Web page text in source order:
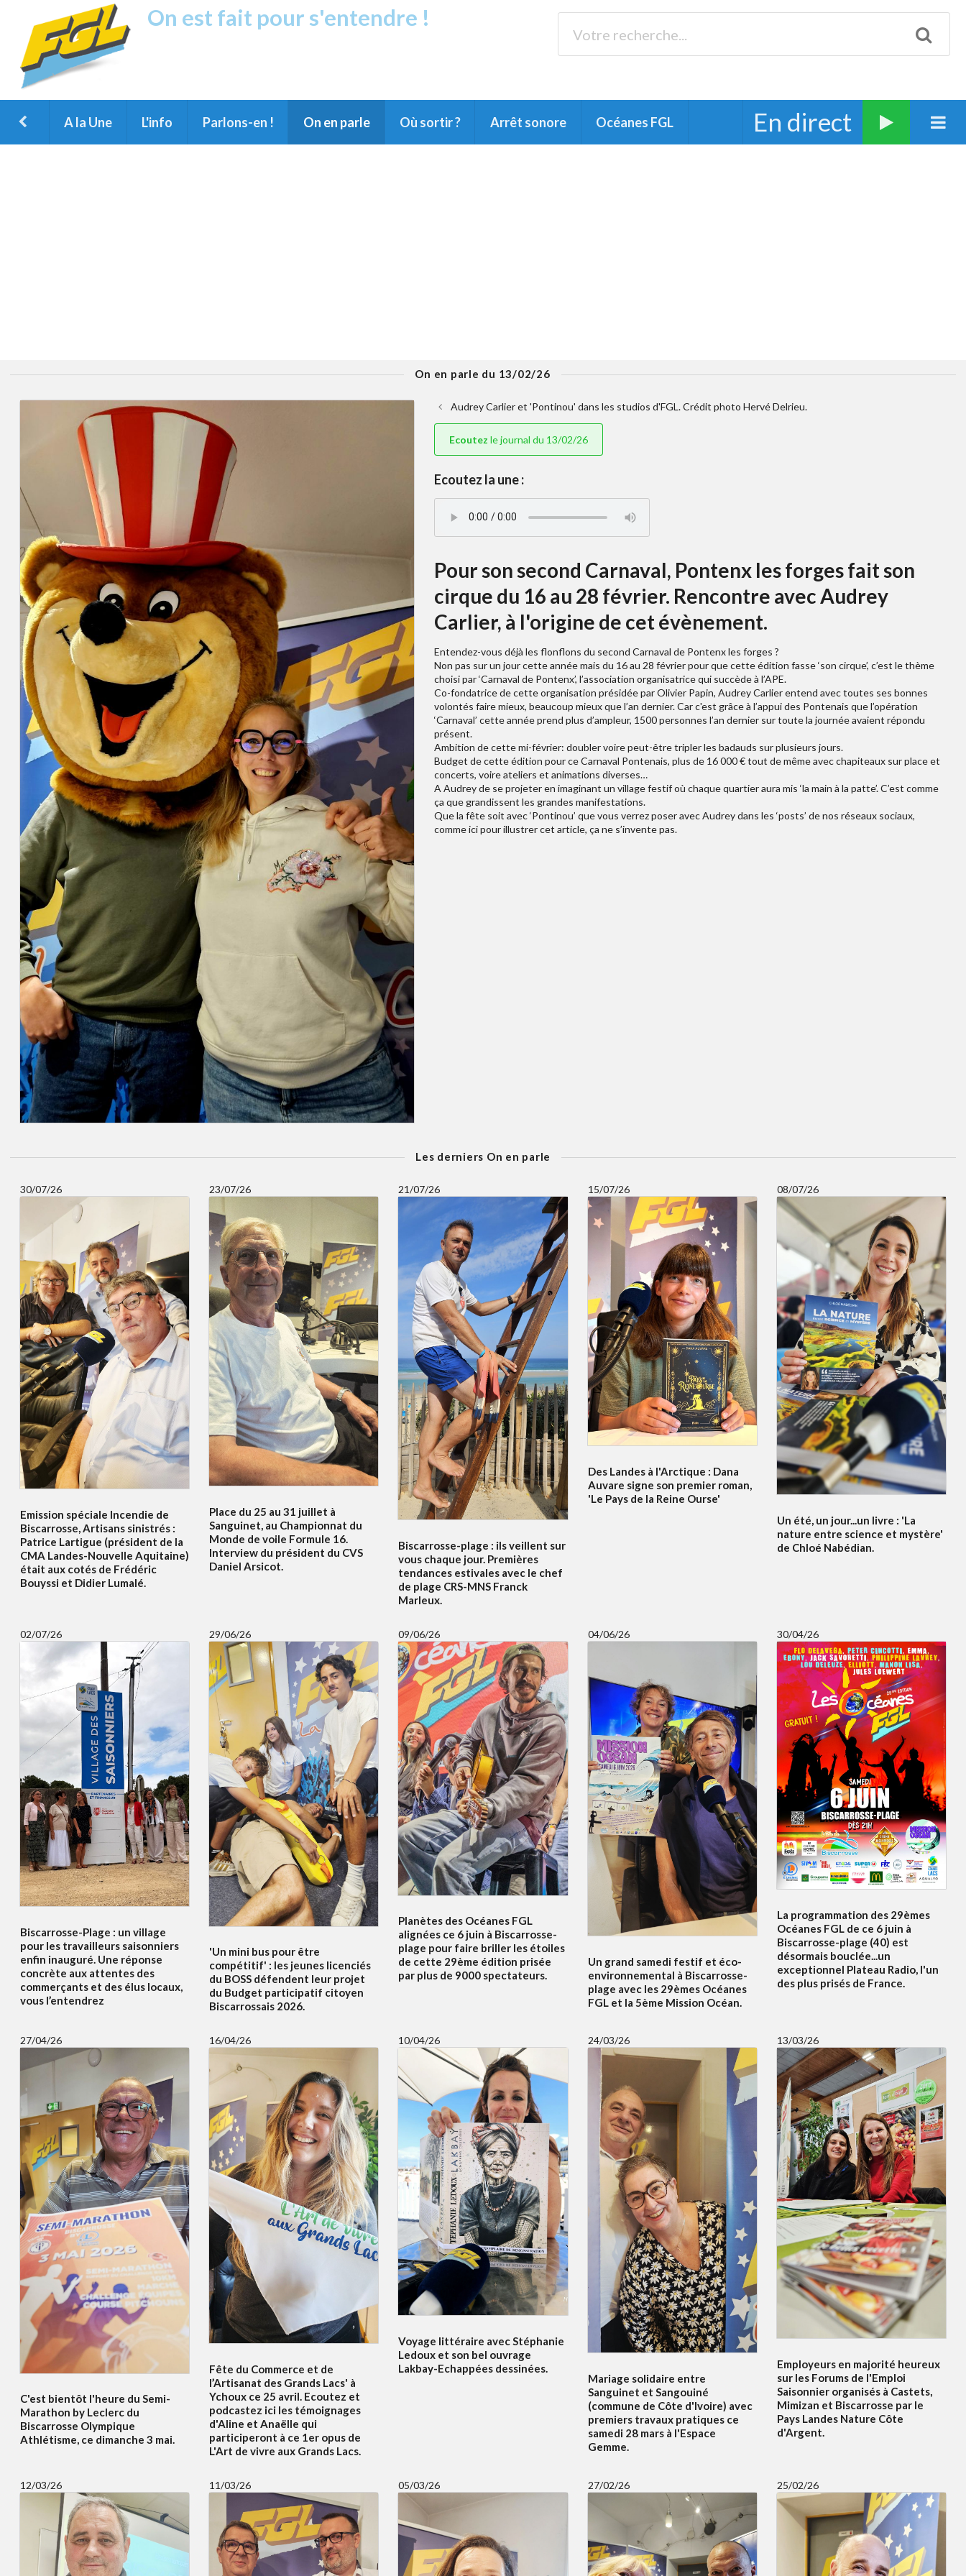
On est fait pour s'entendre !
A la Une L'info Parlons-en ! On en parle Où sortir ? Arrêt sonore Océanes FGL En direct
On en parle du 13/02/26
Audrey Carlier et 'Pontinou' dans les studios d'FGL. Crédit photo Hervé Delrieu.
Ecoutez le journal du 13/02/26
Ecoutez la une :
Pour son second Carnaval, Pontenx les forges fait son
cirque du 16 au 28 février. Rencontre avec Audrey
Carlier, à l'origine de cet évènement.
Entendez-vous déjà les flonflons du second Carnaval de Pontenx les forges ?
Non pas sur un jour cette année mais du 16 au 28 février pour que cette édition fasse ‘son cirque’, c’est le thème
choisi par ‘Carnaval de Pontenx’, l’association organisatrice qui succède à l’APE.
Co-fondatrice de cette organisation présidée par Olivier Papin, Audrey Carlier entend avec toutes ses bonnes
volontés faire mieux, beaucoup mieux que l’an dernier. Car c'est grâce à l’appui des Pontenais que l’opération
‘Carnaval’ cette année prend plus d’ampleur, 1500 personnes l’an dernier sur toute la journée avaient répondu
présent.
Ambition de cette mi-février: doubler voire peut-être tripler les badauds sur plusieurs jours.
Budget de cette édition pour ce Carnaval Pontenais, plus de 16 000 € tout de même avec chapiteaux sur place et
concerts, voire ateliers et animations diverses…
A Audrey de se projeter en imaginant un village festif où chaque quartier aura mis ‘la main à la patte’. C’est comme
ça que grandissent les grandes manifestations.
Que la fête soit avec ‘Pontinou’ que vous verrez poser avec Audrey dans les ‘posts’ de nos réseaux sociaux,
comme ici pour illustrer cet article, ça ne s’invente pas.
Les derniers On en parle
30/07/26
Emission spéciale Incendie de
Biscarrosse, Artisans sinistrés :
Patrice Lartigue (président de la
CMA Landes-Nouvelle Aquitaine)
était aux cotés de Frédéric
Bouyssi et Didier Lumalé.
23/07/26
Place du 25 au 31 juillet à
Sanguinet, au Championnat du
Monde de voile Formule 16.
Interview du président du CVS
Daniel Arsicot.
21/07/26
Biscarrosse-plage : ils veillent sur
vous chaque jour. Premières
tendances estivales avec le chef
de plage CRS-MNS Franck
Marleux.
15/07/26
Des Landes à l'Arctique : Dana
Auvare signe son premier roman,
'Le Pays de la Reine Ourse'
08/07/26
Un été, un jour...un livre : 'La
nature entre science et mystère'
de Chloé Nabédian.
02/07/26
Biscarrosse-Plage : un village
pour les travailleurs saisonniers
enfin inauguré. Une réponse
concrète aux attentes des
commerçants et des élus locaux,
vous l’entendrez
29/06/26
'Un mini bus pour être
compétitif' : les jeunes licenciés
du BOSS défendent leur projet
du Budget participatif citoyen
Biscarrossais 2026.
09/06/26
Planètes des Océanes FGL
alignées ce 6 juin à Biscarrosse-
plage pour faire briller les étoiles
de cette 29ème édition prisée
par plus de 9000 spectateurs.
04/06/26
Un grand samedi festif et éco-
environnemental à Biscarrosse-
plage avec les 29èmes Océanes
FGL et la 5ème Mission Océan.
30/04/26
La programmation des 29èmes
Océanes FGL de ce 6 juin à
Biscarrosse-plage (40) est
désormais bouclée...un
exceptionnel Plateau Radio, l'un
des plus prisés de France.
27/04/26
C'est bientôt l'heure du Semi-
Marathon by Leclerc du
Biscarrosse Olympique
Athlétisme, ce dimanche 3 mai.
16/04/26
Fête du Commerce et de
l’Artisanat des Grands Lacs' à
Ychoux ce 25 avril. Ecoutez et
podcastez ici les témoignages
d'Aline et Anaëlle qui
participeront à ce 1er opus de
L'Art de vivre aux Grands Lacs.
10/04/26
Voyage littéraire avec Stéphanie
Ledoux et son bel ouvrage
Lakbay-Echappées dessinées.
24/03/26
Mariage solidaire entre
Sanguinet et Sangouiné
(commune de Côte d'Ivoire) avec
premiers travaux pratiques ce
samedi 28 mars à l'Espace
Gemme.
13/03/26
Employeurs en majorité heureux
sur les Forums de l'Emploi
Saisonnier organisés à Castets,
Mimizan et Biscarrosse par le
Pays Landes Nature Côte
d'Argent.
12/03/26 11/03/26 05/03/26 27/02/26 25/02/26